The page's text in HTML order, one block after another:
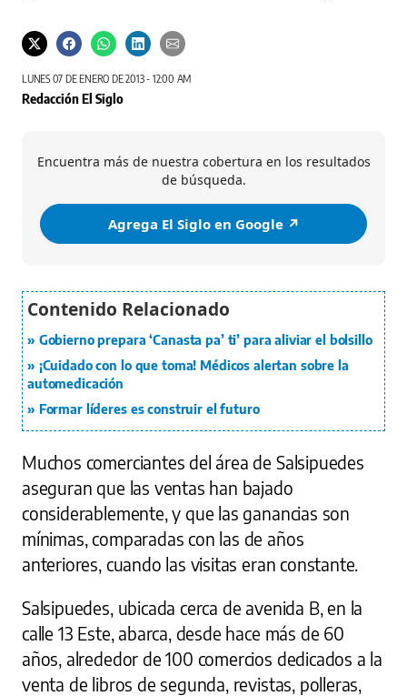
LUNES 07 DE ENERO DE 2013 - 12:00 AM
Redacción El Siglo
Encuentra más de nuestra cobertura en los resultados
de búsqueda.
Agrega El Siglo en Google ↗️
Gobierno prepara ‘Canasta pa’ ti’ para aliviar el bolsillo
¡Cuidado con lo que toma! Médicos alertan sobre la
automedicación
Formar líderes es construir el futuro
Muchos comerciantes del área de Salsipuedes
aseguran que las ventas han bajado
considerablemente, y que las ganancias son
mínimas, comparadas con las de años
anteriores, cuando las visitas eran constante.
Salsipuedes, ubicada cerca de avenida B, en la
calle 13 Este, abarca, desde hace más de 60
años, alrededor de 100 comercios dedicados a la
venta de libros de segunda, revistas, polleras,